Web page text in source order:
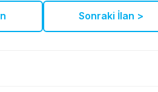
Sonraki İlan >